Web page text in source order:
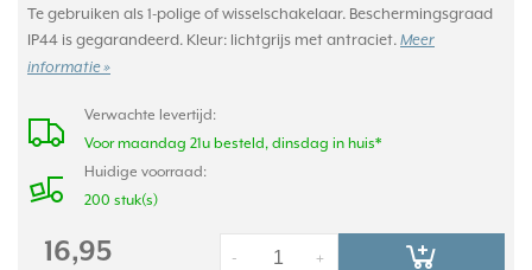
Te gebruiken als 1-polige of wisselschakelaar. Beschermingsgraad
IP44 is gegarandeerd. Kleur: lichtgrijs met antraciet. Meer
informatie »
Verwachte levertijd:
Voor maandag 21u besteld, dinsdag in huis*
Huidige voorraad:
200 stuk(s)
16,95 +
-